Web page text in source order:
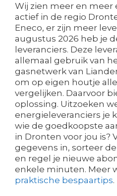
Wij zien meer en meer
actief in de regio
Eneco, er zijn meer
augustus 2026 heb je
leveranciers. Deze
allemaal gebruik van
gasnetwerk van
om op eigen houtje
vergelijken. Daarvoor
oplossing. Uitzoeken
energieleveranciers je
wie de goedkoopste
in Dronten voor jou is?
gegevens in, sorteer
en regel je nieuwe
enkele minuten. Meer
praktische bespaartips.